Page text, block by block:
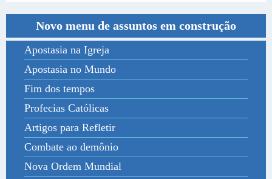
Novo menu de assuntos em construção
Apostasia na Igreja
Apostasia no Mundo
Fim dos tempos
Profecias Católicas
Artigos para Refletir
Combate ao demônio
Nova Ordem Mundial